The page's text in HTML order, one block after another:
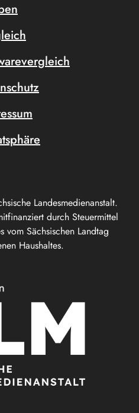
Landesmedienanstalt.
durch Steuermittel
vom Sächsischen Landtag
Haushaltes.